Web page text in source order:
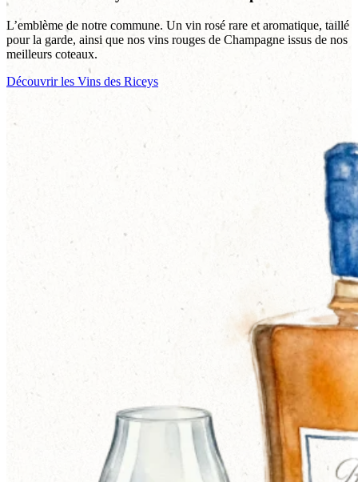
L’emblème de notre commune. Un vin rosé rare et aromatique, taillé
pour la garde, ainsi que nos vins rouges de Champagne issus de nos
meilleurs coteaux.
Découvrir les Vins des Riceys